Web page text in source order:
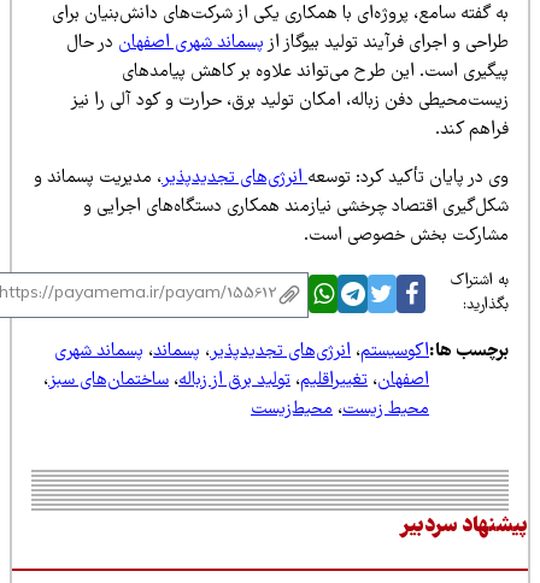
گفته سامع، پروژه‌ای با همکاری یکی از شرکت‌های دانش‌بنیان برای
و اجرای فرآیند تولید بیوگاز ازپسماند شهری اصفهاندر حال
است. این طرح می‌تواند علاوه بر کاهش پیامدهای
دفن زباله، امکان تولید برق، حرارت و کود آلی را نیز
کند.
در پایان تأکید کرد: توسعهانرژی‌های تجدیدپذیر، مدیریت پسماند و
اقتصاد چرخشی نیازمند همکاری دستگاه‌های اجرایی و
بخش خصوصی است.
اشتراک
ها:اکوسیستم،انرژی‌های تجدیدپذیر،پسماند،پسماند شهری
اصفهان،تغییراقلیم،تولید برق از زباله،ساختمان‌های سبز،
محیط زیست،محیط‌زیست
سردبیر